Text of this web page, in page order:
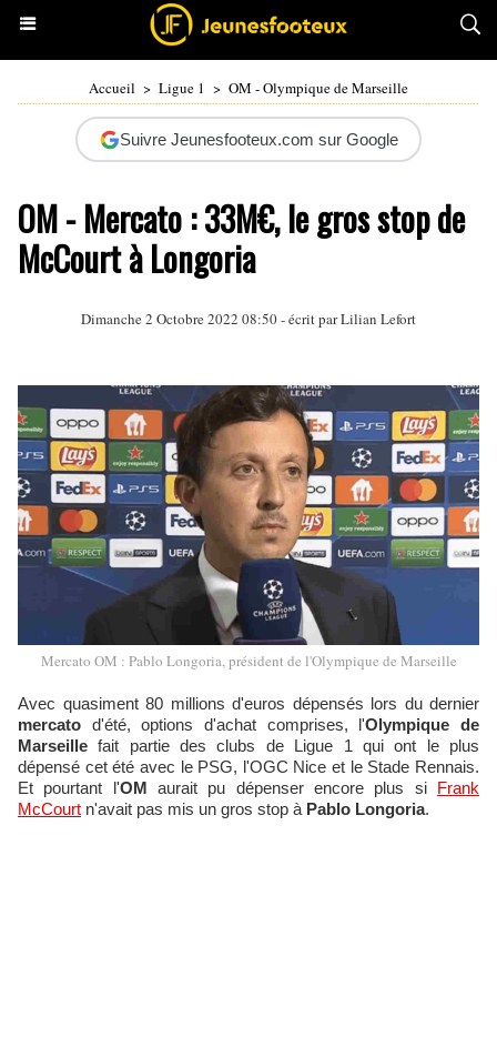
Accueil > Ligue 1 > OM - Olympique de Marseille
Suivre Jeunesfooteux.com sur Google
OM - Mercato : 33M€, le gros stop de
McCourt à Longoria
Dimanche 2 Octobre 2022 08:50 - écrit parLilian Lefort
Mercato OM : Pablo Longoria, président de l'Olympique de Marseille
Avec quasiment 80 millions d'euros dépensés lors du dernier
mercato d'été, options d'achat comprises, l'Olympique de
Marseille fait partie des clubs de Ligue 1 qui ont le plus
dépensé cet été avec le PSG, l'OGC Nice et le Stade Rennais.
Et pourtant l'OM aurait pu dépenser encore plus si Frank
McCourt n'avait pas mis un gros stop à Pablo Longoria.